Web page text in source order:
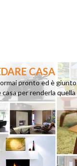
CASA
pronto ed è
casa per renderla